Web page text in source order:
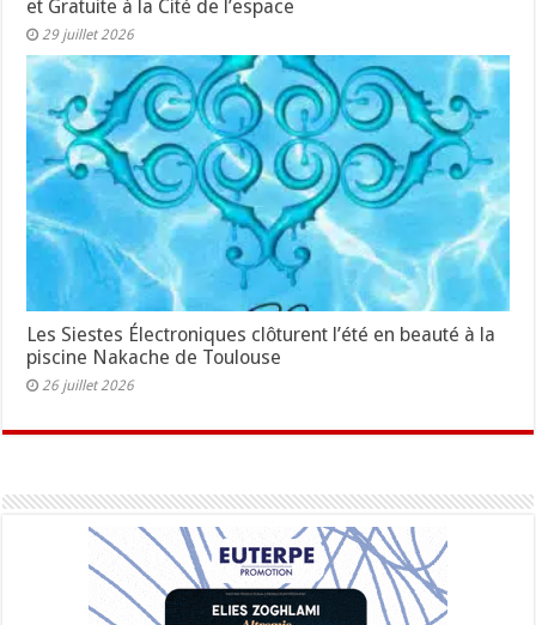
et Gratuite à la Cité de l’espace
29 juillet 2026
Les Siestes Électroniques clôturent l’été en beauté à la
piscine Nakache de Toulouse
26 juillet 2026